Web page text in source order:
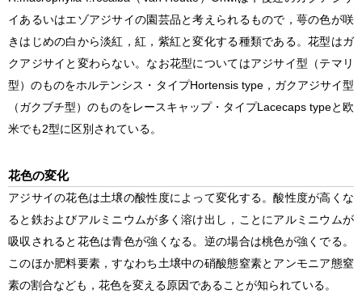
イあるいはエゾアジサイの園芸品と考えられるもので，萼の色が咲
きはじめの白から淡紅，紅，紫紅と変化する種類である。花型はガ
クアジサイと変わらない。なお花型についてはアジサイ型（テマリ
型）のものをホルテンシス・タイプHortensis type，ガクアジサイ型
（ガクブチ型）のものをレースキャップ・タイプLacecaps typeと欧
米でも2型に区別されている。
花色の変化
アジサイの花色は土壌の酸性度によって変化する。酸性度が高くな
ると鉄およびアルミニウムが多く溶け出し，ことにアルミニウムが
吸収されると花色は青色が強くなる。逆の場合は桃色が強くでる。
このほか肥料要素，すなわち土壌中の硝酸態窒素とアンモニア態窒
素の割合なども，花色を変える原因であることが知られている。